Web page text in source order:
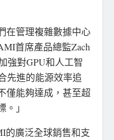
在管理複雜數據中心
首席產品總監Zach
強對GPU和人工智
先進的能源效率追
僅能夠達成，甚至超
」
的廣泛全球銷售和支